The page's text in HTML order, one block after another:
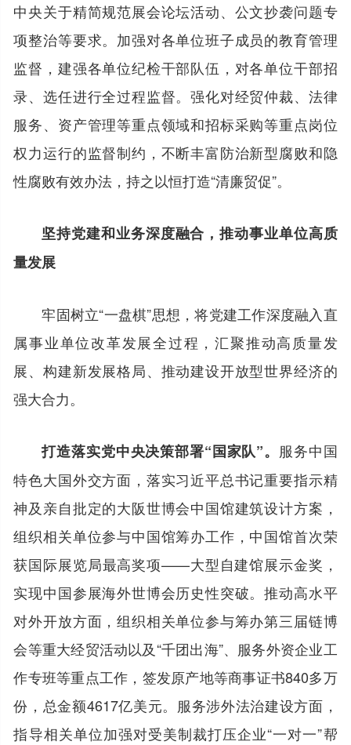
中央关于精简规范展会论坛活动、公文抄袭问题专
项整治等要求。加强对各单位班子成员的教育管理
监督，建强各单位纪检干部队伍，对各单位干部招
录、选任进行全过程监督。强化对经贸仲裁、法律
服务、资产管理等重点领域和招标采购等重点岗位
权力运行的监督制约，不断丰富防治新型腐败和隐
性腐败有效办法，持之以恒打造“清廉贸促”。
坚持党建和业务深度融合，推动事业单位高质
量发展
牢固树立“一盘棋”思想，将党建工作深度融入直
属事业单位改革发展全过程，汇聚推动高质量发
展、构建新发展格局、推动建设开放型世界经济的
强大合力。
打造落实党中央决策部署“国家队”。 服务中国
特色大国外交方面，落实习近平总书记重要指示精
神及亲自批定的大阪世博会中国馆建筑设计方案，
组织相关单位参与中国馆筹办工作，中国馆首次荣
获国际展览局最高奖项——大型自建馆展示金奖，
实现中国参展海外世博会历史性突破。推动高水平
对外开放方面，组织相关单位参与筹办第三届链博
会等重大经贸活动以及“千团出海”、服务外资企业工
作专班等重点工作，签发原产地等商事证书840多万
份，总金额4617亿美元。服务涉外法治建设方面，
指导相关单位加强对受美制裁打压企业“一对一”帮